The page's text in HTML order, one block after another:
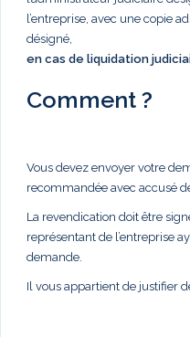
l’entreprise, avec une copie
désigné,
en cas de liquidation
Comment ?
Vous devez envoyer votre
recommandée avec accusé
La revendication doit être
représentant de l’entreprise
demande.
Il vous appartient de justifier